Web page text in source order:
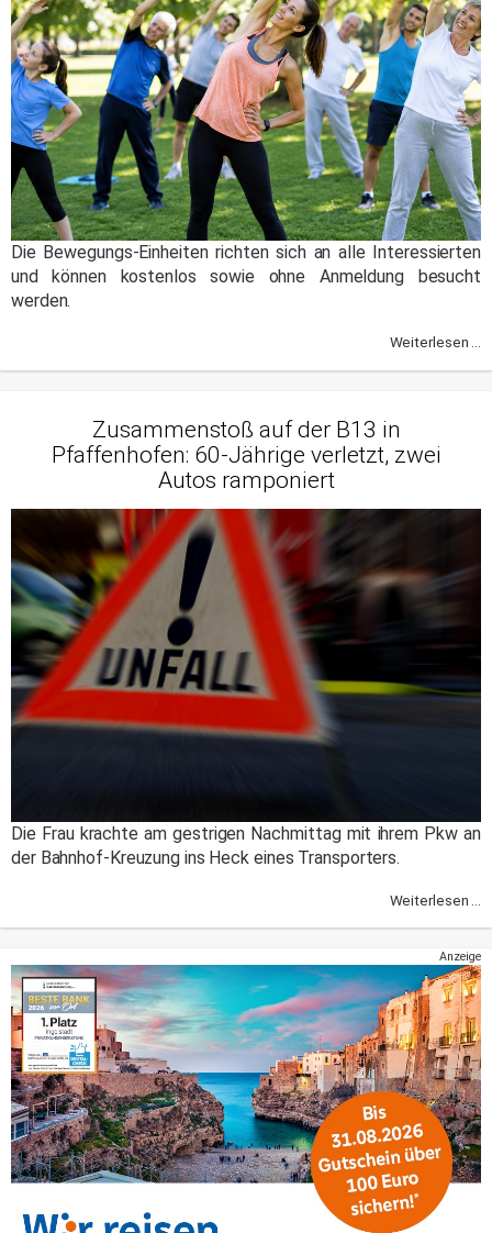
Die Bewegungs-Einheiten richten sich an alle Interessierten
und können kostenlos sowie ohne Anmeldung besucht
werden.
Weiterlesen ...
Zusammenstoß auf der B13 in
Pfaffenhofen: 60-Jährige verletzt, zwei
Autos ramponiert
Die Frau krachte am gestrigen Nachmittag mit ihrem Pkw an
der Bahnhof-Kreuzung ins Heck eines Transporters.
Weiterlesen ...
Anzeige